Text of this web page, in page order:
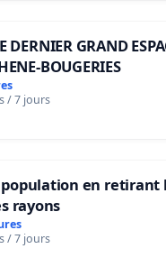
DERNIER GRAND
BOUGERIES
/ 7 jours
en retirant
rayons
/ 7 jours